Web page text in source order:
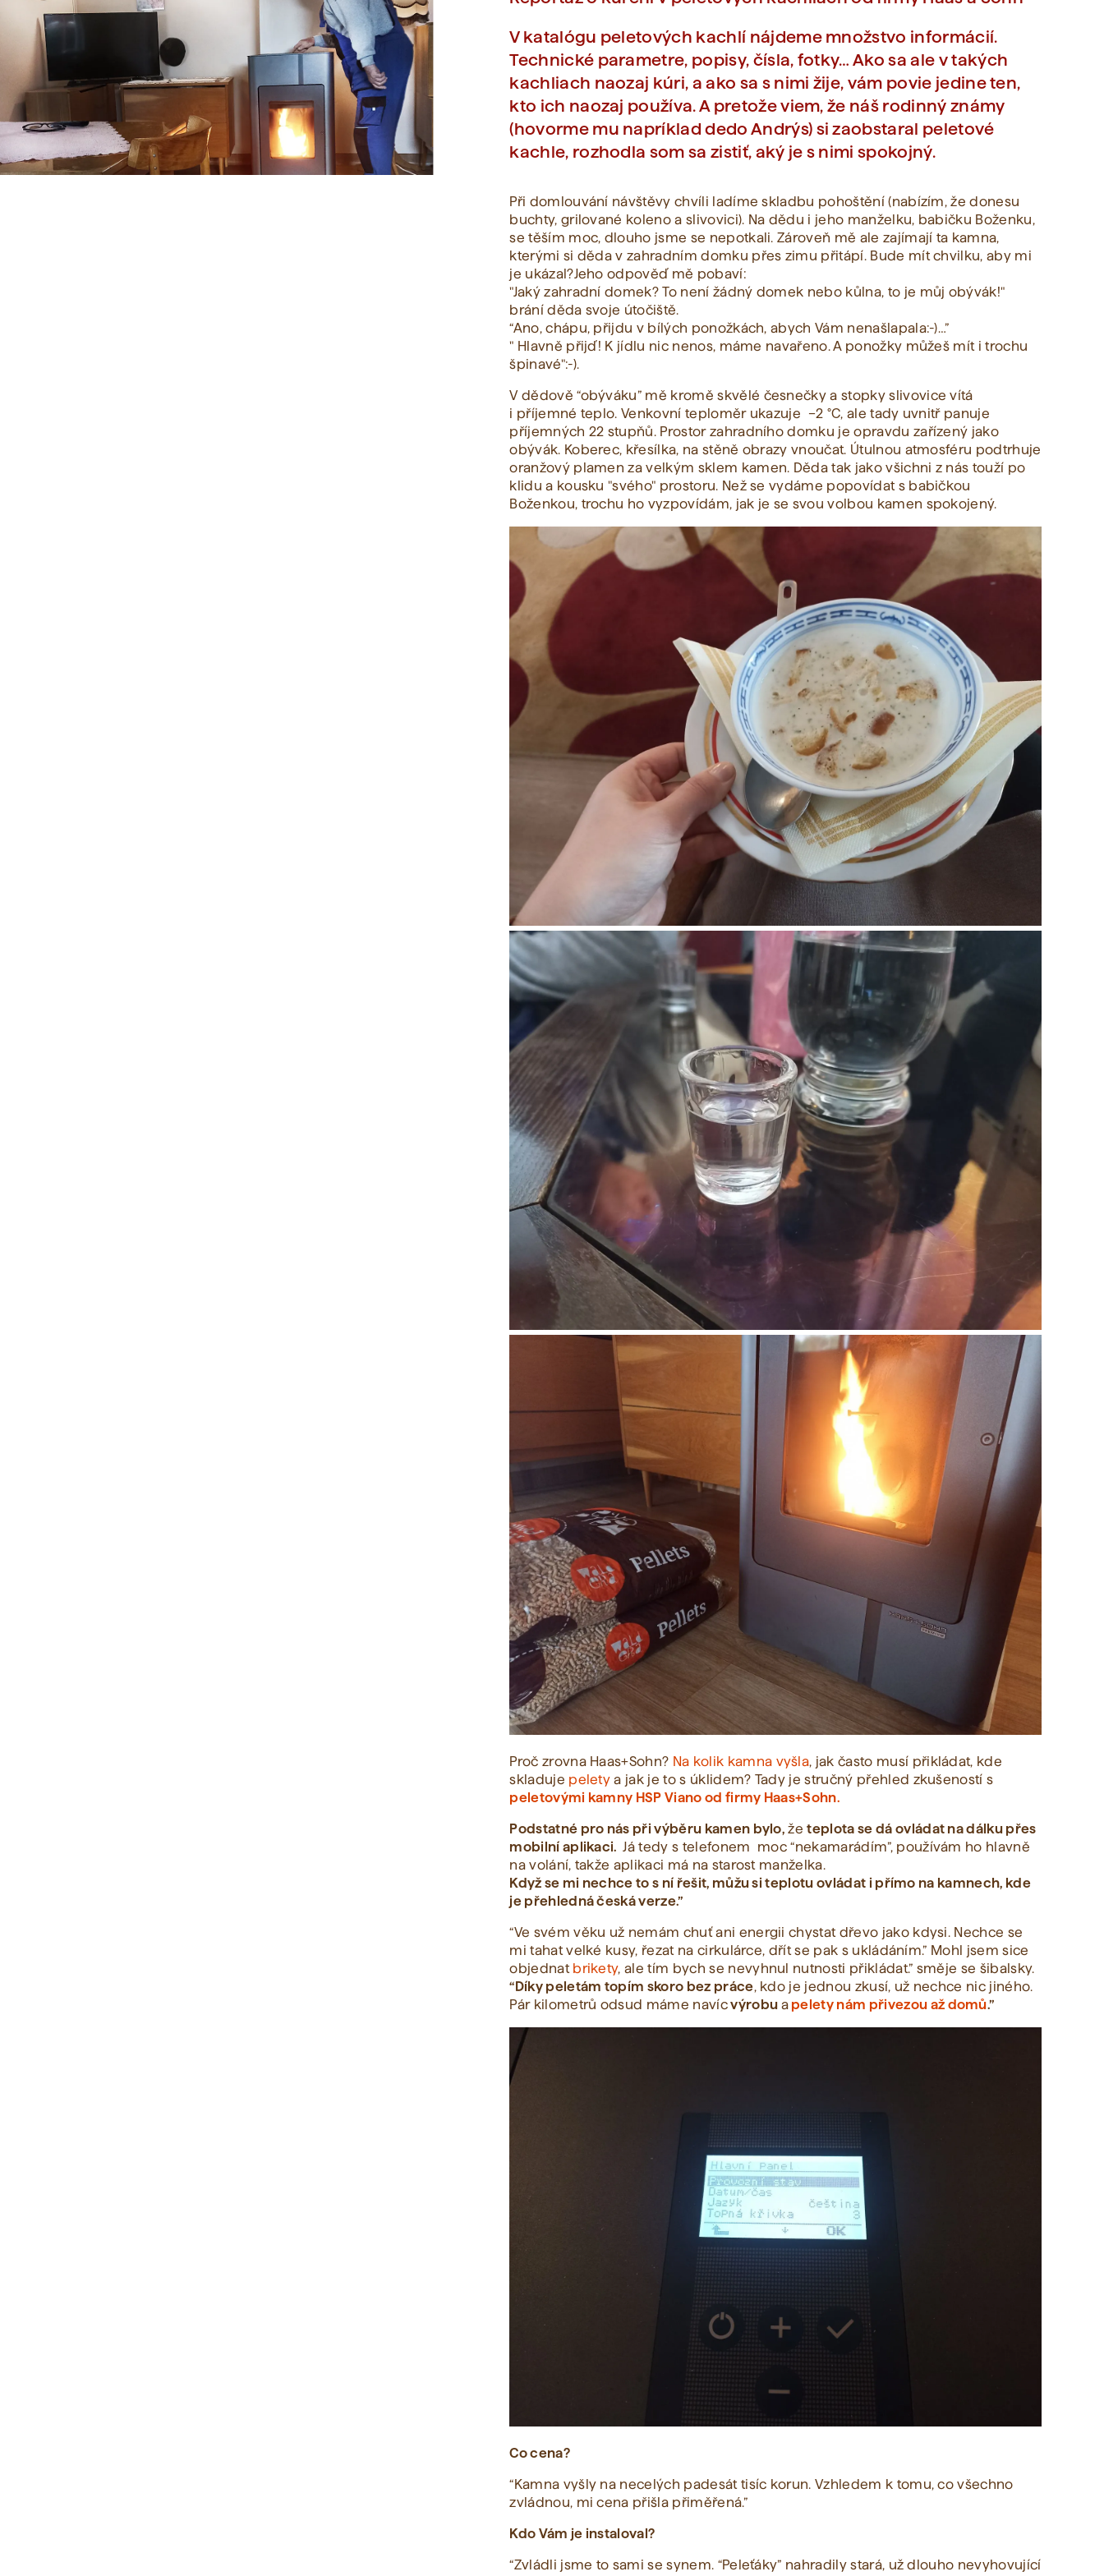
Zobraziť všetko
V katalógu peletových kachlí nájdeme množstvo informácií.
Technické parametre, popisy, čísla, fotky… Ako sa ale v takých
kachliach naozaj kúri, a ako sa s nimi žije, vám povie jedine ten,
kto ich naozaj používa. A pretože viem, že náš rodinný známy
(hovorme mu napríklad dedo Andrýs) si zaobstaral peletové
kachle, rozhodla som sa zistiť, aký je s nimi spokojný.
Při domlouvání návštěvy chvíli ladíme skladbu pohoštění (nabízím, že donesu
buchty, grilované koleno a slivovici). Na dědu i jeho manželku, babičku Boženku,
se těším moc, dlouho jsme se nepotkali. Zároveň mě ale zajímají ta kamna,
kterými si děda v zahradním domku přes zimu přitápí. Bude mít chvilku, aby mi
je ukázal?Jeho odpověď mě pobaví:
"Jaký zahradní domek? To není žádný domek nebo kůlna, to je můj obývák!"
brání děda svoje útočiště.
“Ano, chápu, přijdu v bílých ponožkách, abych Vám nenašlapala:-)…”
" Hlavně přijď! K jídlu nic nenos, máme navařeno. A ponožky můžeš mít i trochu
špinavé":-).
V dědově “obýváku” mě kromě skvělé česnečky a stopky slivovice vítá
i příjemné teplo. Venkovní teploměr ukazuje –2 °C, ale tady uvnitř panuje
příjemných 22 stupňů. Prostor zahradního domku je opravdu zařízený jako
obývák. Koberec, křesílka, na stěně obrazy vnoučat. Útulnou atmosféru podtrhuje
oranžový plamen za velkým sklem kamen. Děda tak jako všichni z nás touží po
klidu a kousku "svého" prostoru. Než se vydáme popovídat s babičkou
Boženkou, trochu ho vyzpovídám, jak je se svou volbou kamen spokojený.
Proč zrovna Haas+Sohn? Na kolik kamna vyšla, jak často musí přikládat, kde
skladuje pelety a jak je to s úklidem? Tady je stručný přehled zkušeností s
peletovými kamny HSP Viano od firmy Haas+Sohn.
Podstatné pro nás při výběru kamen bylo, žeteplota se dá ovládat na dálku přes
mobilní aplikaci.Já tedy s telefonem moc “nekamarádím”, používám ho hlavně
na volání, takže aplikaci má na starost manželka.
Když se mi nechce to s ní řešit, můžu si teplotu ovládat i přímo na kamnech, kde
je přehledná česká verze.”
“Ve svém věku už nemám chuť ani energii chystat dřevo jako kdysi. Nechce se
mi tahat velké kusy, řezat na cirkulárce, dřít se pak s ukládáním.” Mohl jsem sice
objednat brikety, ale tím bych se nevyhnul nutnosti přikládat.” směje se šibalsky.
“Díky peletám topím skoro bez práce, kdo je jednou zkusí, už nechce nic jiného.
Pár kilometrů odsud máme navícvýrobu a pelety nám přivezou až domů.”
Co cena?
“Kamna vyšly na necelých padesát tisíc korun. Vzhledem k tomu, co všechno
zvládnou, mi cena přišla přiměřená.”
Kdo Vám je instaloval?
“Zvládli jsme to sami se synem. “Peleťáky” nahradily stará, už dlouho nevyhovující